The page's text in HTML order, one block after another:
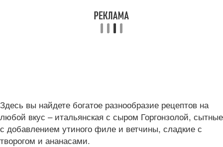
Здесь вы найдете богатое разнообразие рецептов на
любой вкус – итальянская с сыром Горгонзолой, сытные
с добавлением утиного филе и ветчины, сладкие с
творогом и ананасами.